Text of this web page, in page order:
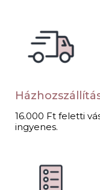
16.000 Ft feletti
ingyenes.